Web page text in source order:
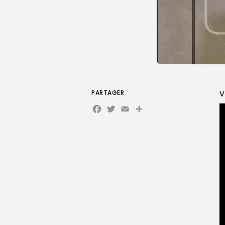
PARTAGER
Facebook
Twitter
Email